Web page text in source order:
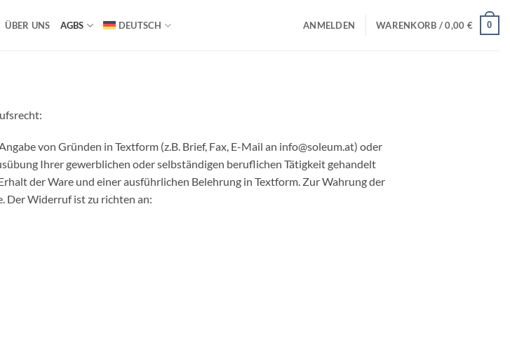
ÜBER UNS AGBS DEUTSCH ANMELDEN WARENKORB /0,00 € 0
von Gründen in Textform (z.B. Brief, Fax, E-Mail an info@soleum.at) oder
Ihrer gewerblichen oder selbständigen beruflichen Tätigkeit gehandelt
der Ware und einer ausführlichen Belehrung in Textform. Zur Wahrung der
Der Widerruf ist zu richten an: